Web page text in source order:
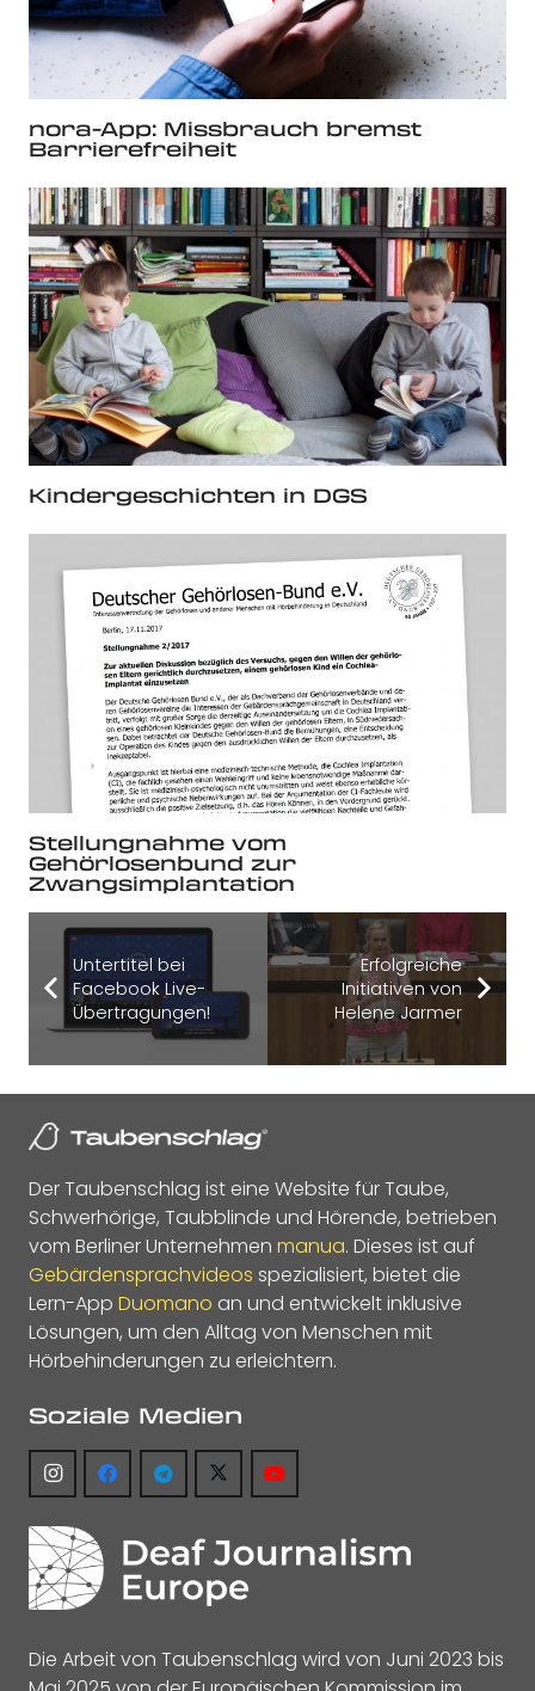
nora-App: Missbrauch bremst
Barrierefreiheit
Kindergeschichten in DGS
Stellungnahme vom
Gehörlosenbund zur
Zwangsimplantation
Untertitel bei
Facebook Live-
Übertragungen!
Erfolgreiche
Initiativen von
Helene Jarmer
Der Taubenschlag ist eine Website für Taube,
Schwerhörige, Taubblinde und Hörende, betrieben
vom Berliner Unternehmen manua. Dieses ist auf
Gebärdensprachvideos spezialisiert, bietet die
Lern-App Duomano an und entwickelt inklusive
Lösungen, um den Alltag von Menschen mit
Hörbehinderungen zu erleichtern.
Soziale Medien
Die Arbeit von Taubenschlag wird von Juni 2023 bis